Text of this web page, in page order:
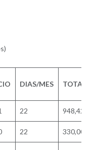
DIAS/MES TOTAL
22 948,42
22 330,00